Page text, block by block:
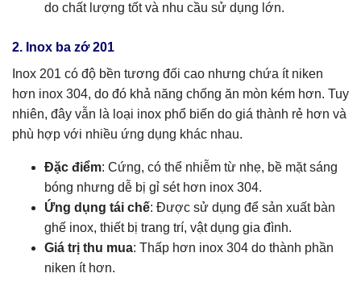
do chất lượng tốt và nhu cầu sử dụng lớn.
2. Inox ba zớ 201
Inox 201 có độ bền tương đối cao nhưng chứa ít niken
hơn inox 304, do đó khả năng chống ăn mòn kém hơn. Tuy
nhiên, đây vẫn là loại inox phổ biến do giá thành rẻ hơn và
phù hợp với nhiều ứng dụng khác nhau.
Đặc điểm: Cứng, có thể nhiễm từ nhẹ, bề mặt sáng
bóng nhưng dễ bị gỉ sét hơn inox 304.
Ứng dụng tái chế: Được sử dụng để sản xuất bàn
ghế inox, thiết bị trang trí, vật dụng gia đình.
Giá trị thu mua: Thấp hơn inox 304 do thành phần
niken ít hơn.